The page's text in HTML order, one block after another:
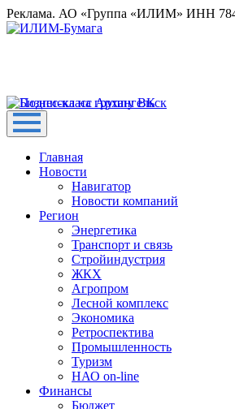
Реклама. АО «Группа «ИЛИМ» ИНН
Главная
Новости
Навигатор
Новости компаний
Регион
Энергетика
Транспорт и связь
Стройиндустрия
ЖКХ
Агропром
Лесной комплекс
Экономика
Ретроспектива
Промышленность
Туризм
НАО on-line
Финансы
Бюджет